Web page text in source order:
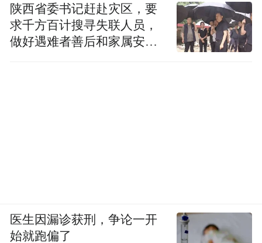
陕西省委书记赶赴灾区，要
求千方百计搜寻失联人员，
做好遇难者善后和家属安抚
医生因漏诊获刑，争论一开
始就跑偏了